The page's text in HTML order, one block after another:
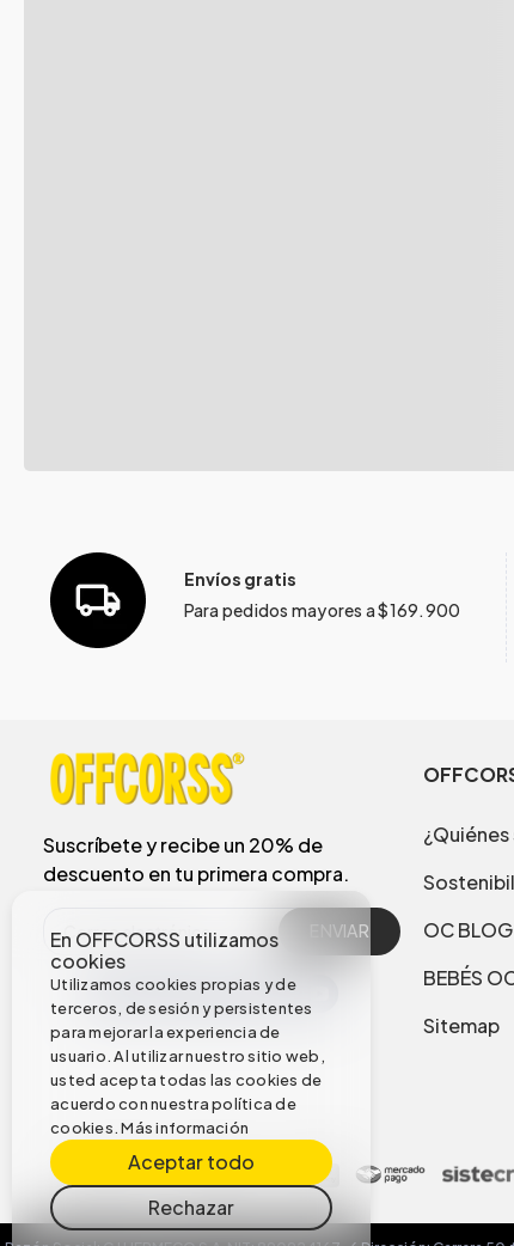
En OFFCORSS utilizamos
cookies
Utilizamos cookies propias y de
terceros, de sesión y persistentes
para mejorar la experiencia de
usuario. Al utilizar nuestro sitio web,
usted acepta todas las cookies de
acuerdo con nuestra política de
cookies.Más información
Aceptar todo
Rechazar
Envíos gratis
Para pedidos mayores a $169.900
Suscríbete y recibe un 20% de
descuento en tu primera compra.
ENVIAR
OC BLOG
BEBÉS
Sitemap